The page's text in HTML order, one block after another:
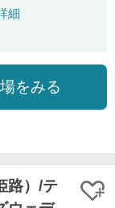
細
をみる
路）/テ